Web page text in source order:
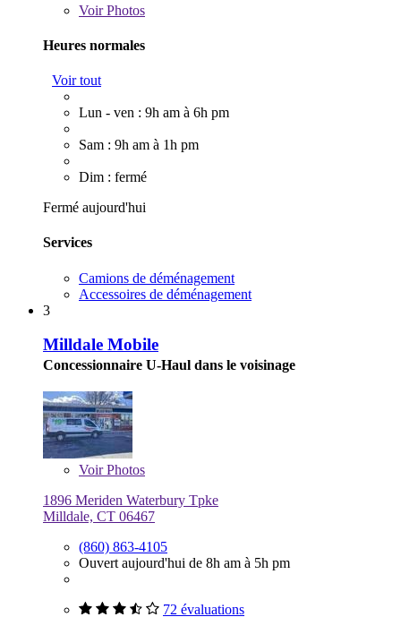
VoirPhotos
Heures normales
Voir tout
Lun - ven : 9h am à 6h pm
Sam : 9h am à 1h pm
Dim : fermé
Fermé aujourd'hui
Services
Camions de déménagement
Accessoires de déménagement
3
Milldale Mobile
Concessionnaire U-Haul dans le voisinage
VoirPhotos
1896 Meriden Waterbury Tpke
Milldale, CT 06467
(860) 863-4105
Ouvert aujourd'hui de 8h am à 5h pm
72 évaluations